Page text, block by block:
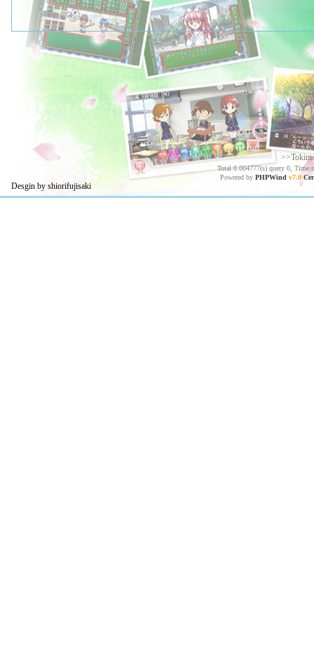
Total 0.004777(s) query 0, Time
Powered by PHPWind v7.0
Desgin by shiorifujisaki